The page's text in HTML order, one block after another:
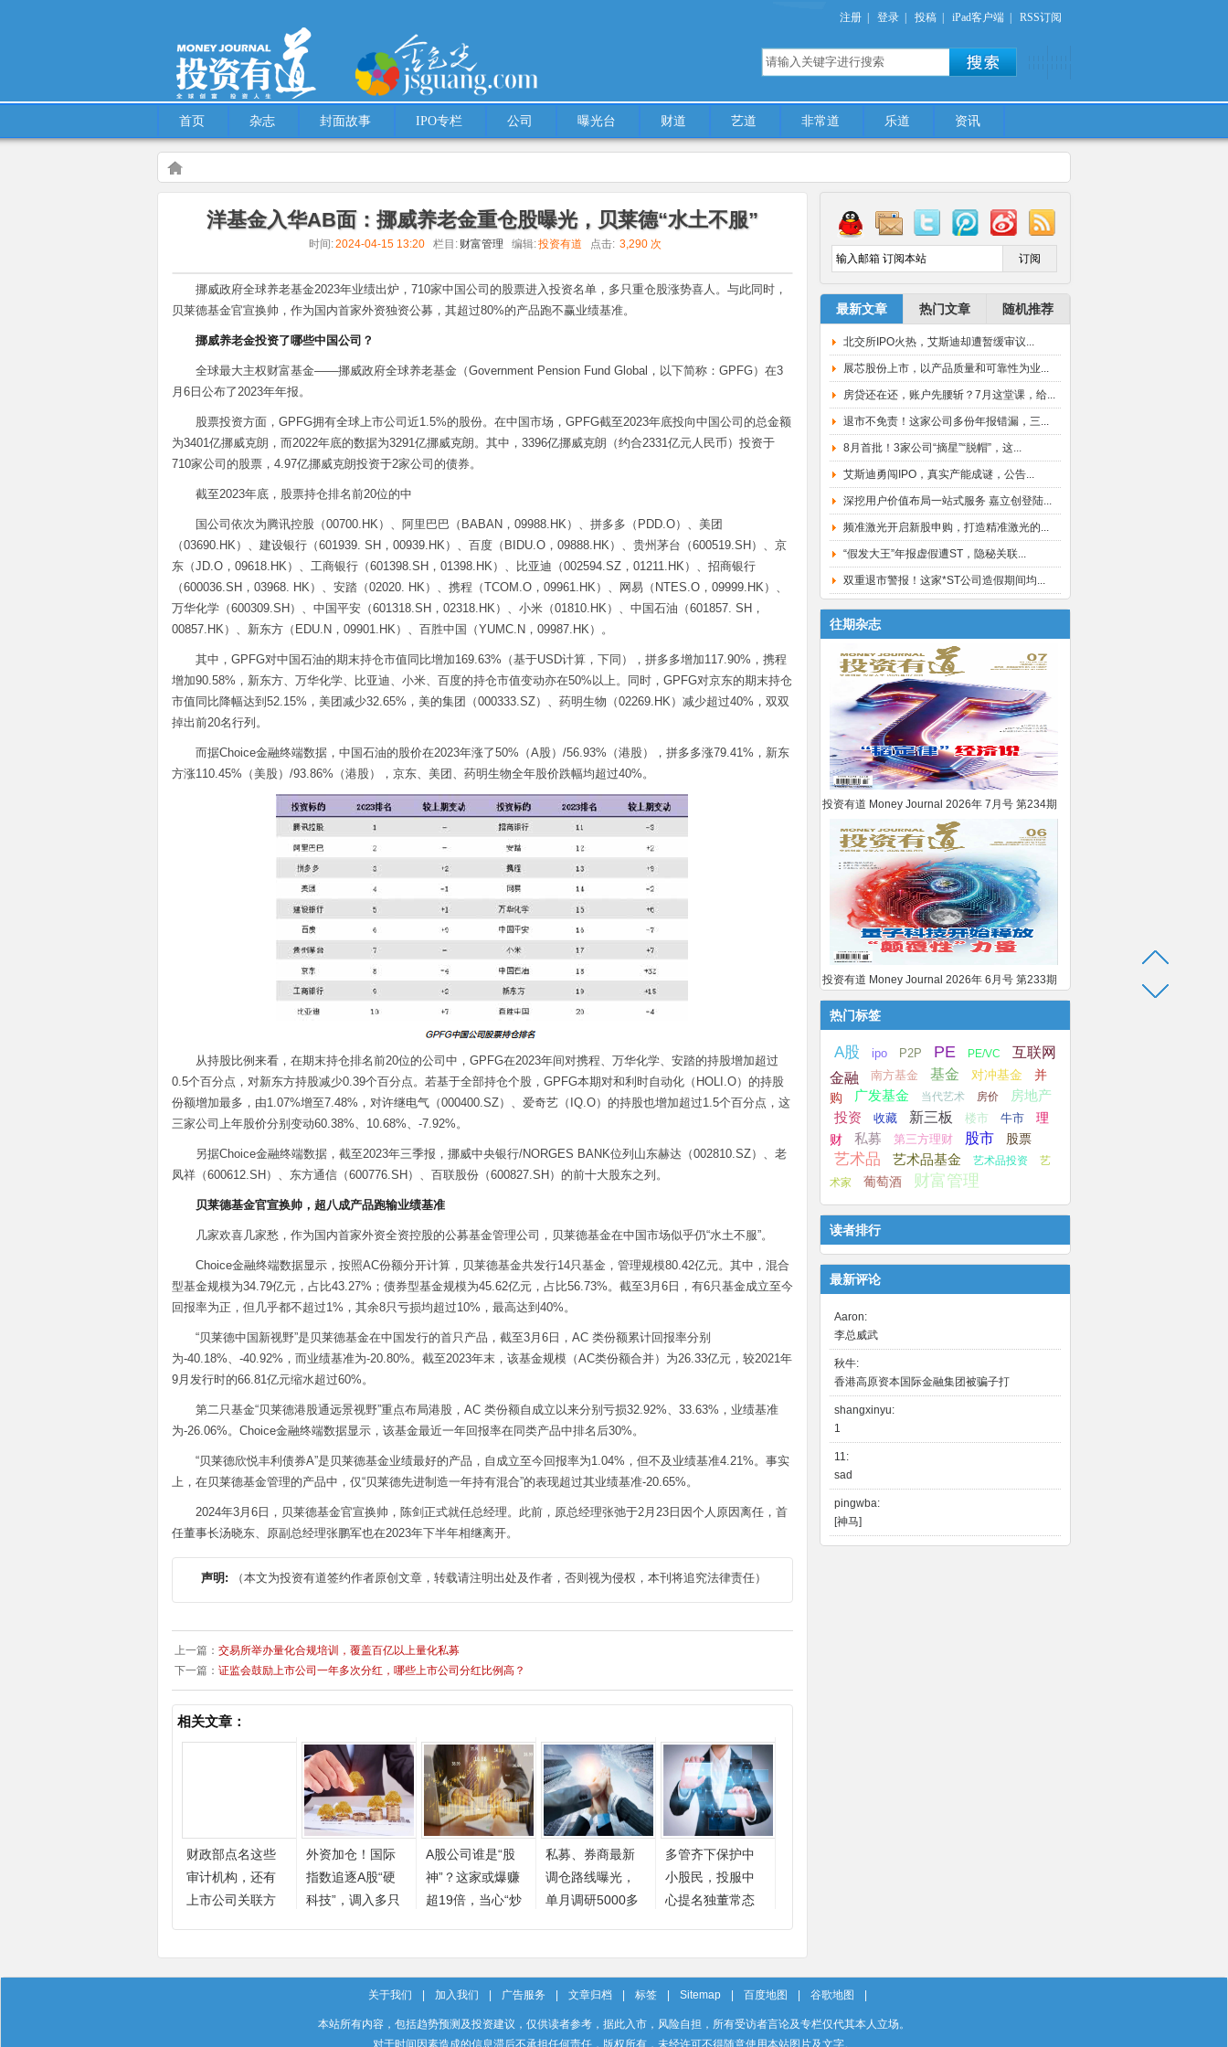
注册 登录 投稿 iPad客户端 RSS订阅
首页 杂志 封面故事 IPO专栏 公司 曝光台 财道 艺道 非常道 乐道 资讯
Warning: Use of undefined constant multiple - assumed 'multiple' (this will throw an Error in a future version of PHP) in/www/wwwroot/moneydao.net/wp-
content/themes/Hcms/single.phpon line5
洋基金入华AB面：挪威养老金重仓股曝光，贝莱德“水土不服”
时间:2024-04-15 13:20 栏目: 财富管理 编辑:投资有道 点击: 3,290 次
挪威政府全球养老基金2023年业绩出炉，710家中国公司的股票进入投资名单，多只重仓股涨势喜人。与此同时，
贝莱德基金官宣换帅，作为国内首家外资独资公募，其超过80%的产品跑不赢业绩基准。
挪威养老金投资了哪些中国公司？
全球最大主权财富基金——挪威政府全球养老基金（Government Pension Fund Global，以下简称：GPFG）在3
月6日公布了2023年年报。
股票投资方面，GPFG拥有全球上市公司近1.5%的股份。在中国市场，GPFG截至2023年底投向中国公司的总金额
为3401亿挪威克朗，而2022年底的数据为3291亿挪威克朗。其中，3396亿挪威克朗（约合2331亿元人民币）投资于
710家公司的股票，4.97亿挪威克朗投资于2家公司的债券。
截至2023年底，股票持仓排名前20位的中
国公司依次为腾讯控股（00700.HK）、阿里巴巴（BABAN，09988.HK）、拼多多（PDD.O）、美团
（03690.HK）、建设银行（601939. SH，00939.HK）、百度（BIDU.O，09888.HK）、贵州茅台（600519.SH）、京
东（JD.O，09618.HK）、工商银行（601398.SH，01398.HK）、比亚迪（002594.SZ，01211.HK）、招商银行
（600036.SH，03968. HK）、安踏（02020. HK）、携程（TCOM.O，09961.HK）、网易（NTES.O，09999.HK）、
万华化学（600309.SH）、中国平安（601318.SH，02318.HK）、小米（01810.HK）、中国石油（601857. SH，
00857.HK）、新东方（EDU.N，09901.HK）、百胜中国（YUMC.N，09987.HK）。
其中，GPFG对中国石油的期末持仓市值同比增加169.63%（基于USD计算，下同），拼多多增加117.90%，携程
增加90.58%，新东方、万华化学、比亚迪、小米、百度的持仓市值变动亦在50%以上。同时，GPFG对京东的期末持仓
市值同比降幅达到52.15%，美团减少32.65%，美的集团（000333.SZ）、药明生物（02269.HK）减少超过40%，双双
掉出前20名行列。
而据Choice金融终端数据，中国石油的股价在2023年涨了50%（A股）/56.93%（港股），拼多多涨79.41%，新东
方涨110.45%（美股）/93.86%（港股），京东、美团、药明生物全年股价跌幅均超过40%。
从持股比例来看，在期末持仓排名前20位的公司中，GPFG在2023年间对携程、万华化学、安踏的持股增加超过
0.5个百分点，对新东方持股减少0.39个百分点。若基于全部持仓个股，GPFG本期对和利时自动化（HOLI.O）的持股
份额增加最多，由1.07%增至7.48%，对许继电气（000400.SZ）、爱奇艺（IQ.O）的持股也增加超过1.5个百分点，这
三家公司上年股价分别变动60.38%、10.68%、-7.92%。
另据Choice金融终端数据，截至2023年三季报，挪威中央银行/NORGES BANK位列山东赫达（002810.SZ）、老
凤祥（600612.SH）、东方通信（600776.SH）、百联股份（600827.SH）的前十大股东之列。
贝莱德基金官宣换帅，超八成产品跑输业绩基准
几家欢喜几家愁，作为国内首家外资全资控股的公募基金管理公司，贝莱德基金在中国市场似乎仍“水土不服”。
Choice金融终端数据显示，按照AC份额分开计算，贝莱德基金共发行14只基金，管理规模80.42亿元。其中，混合
型基金规模为34.79亿元，占比43.27%；债券型基金规模为45.62亿元，占比56.73%。截至3月6日，有6只基金成立至今
回报率为正，但几乎都不超过1%，其余8只亏损均超过10%，最高达到40%。
“贝莱德中国新视野”是贝莱德基金在中国发行的首只产品，截至3月6日，AC 类份额累计回报率分别
为-40.18%、-40.92%，而业绩基准为-20.80%。截至2023年末，该基金规模（AC类份额合并）为26.33亿元，较2021年
9月发行时的66.81亿元缩水超过60%。
第二只基金“贝莱德港股通远景视野”重点布局港股，AC 类份额自成立以来分别亏损32.92%、33.63%，业绩基准
为-26.06%。Choice金融终端数据显示，该基金最近一年回报率在同类产品中排名后30%。
“贝莱德欣悦丰利债券A”是贝莱德基金业绩最好的产品，自成立至今回报率为1.04%，但不及业绩基准4.21%。事实
上，在贝莱德基金管理的产品中，仅“贝莱德先进制造一年持有混合”的表现超过其业绩基准-20.65%。
2024年3月6日，贝莱德基金官宣换帅，陈剑正式就任总经理。此前，原总经理张弛于2月23日因个人原因离任，首
任董事长汤晓东、原副总经理张鹏军也在2023年下半年相继离开。
声明: （本文为投资有道签约作者原创文章，转载请注明出处及作者，否则视为侵权，本刊将追究法律责任）
上一篇： 交易所举办量化合规培训，覆盖百亿以上量化私募
下一篇： 证监会鼓励上市公司一年多次分红，哪些上市公司分红比例高？
相关文章：
财政部点名这些
审计机构，还有
上市公司关联方
外资加仓！国际
指数追逐A股“硬
科技”，调入多只
A股公司谁是“股
神”？这家或爆赚
超19倍，当心“炒
私募、券商最新
调仓路线曝光，
单月调研5000多
多管齐下保护中
小股民，投服中
心提名独董常态
最新文章 热门文章 随机推荐
北交所IPO火热，艾斯迪却遭暂缓审议...
展芯股份上市，以产品质量和可靠性为业...
房贷还在还，账户先腰斩？7月这堂课，给...
退市不免责！这家公司多份年报错漏，三...
8月首批！3家公司“摘星”“脱帽”，这...
艾斯迪勇闯IPO，真实产能成谜，公告...
深挖用户价值布局一站式服务 嘉立创登陆...
频准激光开启新股申购，打造精准激光的...
“假发大王”年报虚假遭ST，隐秘关联...
双重退市警报！这家*ST公司造假期间均...
往期杂志
投资有道 Money Journal 2026年 7月号 第234期
投资有道 Money Journal 2026年 6月号 第233期
热门标签
A股 ipo P2P PE PE/VC 互联网
金融 南方基金 基金 对冲基金 并
购 广发基金 当代艺术 房价
房地产
投资
收藏 新三板 楼市 牛市 理
财 私募 第三方理财 股市 股票
艺术品 艺术品基金 艺术品投资
艺
术家
葡萄酒 财富管理
读者排行
最新评论
Aaron:
李总威武
秋牛:
香港高原资本国际金融集团被骗子打
shangxinyu:
1
11:
sad
pingwba:
[神马]
关于我们 加入我们 广告服务 文章归档 标签 Sitemap 百度地图 谷歌地图
本站所有内容，包括趋势预测及投资建议，仅供读者参考，据此入市，风险自担，所有受访者言论及专栏仅代其本人立场。
对于时间因素造成的信息滞后不承担任何责任，版权所有，未经许可不得随意使用本站图片及文字。